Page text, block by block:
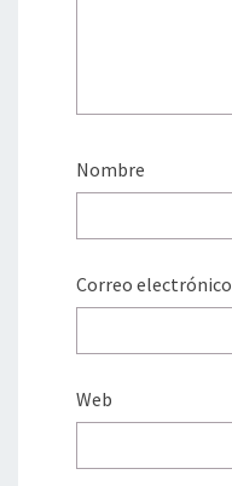
Nombre
Correo electrónico
Web